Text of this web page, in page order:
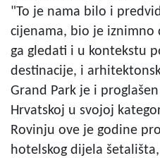
"To je nama bilo i
cijenama, bio je iznimno
ga gledati i u kontekstu
destinacije, i
Grand Park je i
Hrvatskoj u svojoj
Rovinju ove je godine
hotelskog dijela